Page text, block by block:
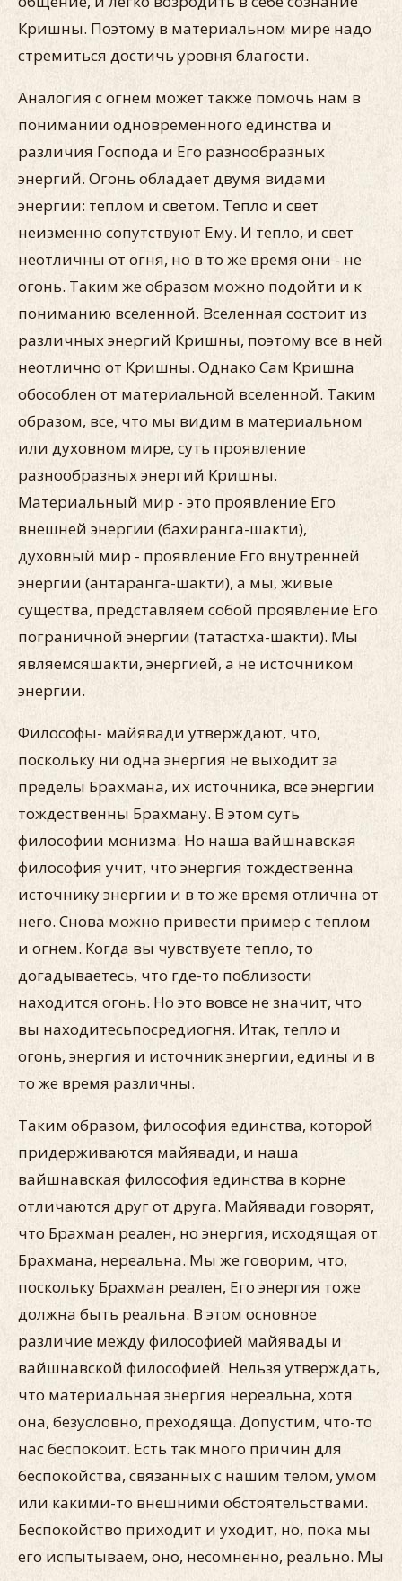
Кришны. Поэтому в материальном мире надо
стремиться достичь уровня благости.
Аналогия с огнем может также помочь нам в
понимании одновременного единства и
различия Господа и Его разнообразных
энергий. Огонь обладает двумя видами
энергии: теплом и светом. Тепло и свет
неизменно сопутствуют Ему. И тепло, и свет
неотличны от огня, но в то же время они - не
огонь. Таким же образом можно подойти и к
пониманию вселенной. Вселенная состоит из
различных энергий Кришны, поэтому все в ней
неотлично от Кришны. Однако Сам Кришна
обособлен от материальной вселенной. Таким
образом, все, что мы видим в материальном
или духовном мире, суть проявление
разнообразных энергий Кришны.
Материальный мир - это проявление Его
внешней энергии (бахиранга-шакти),
духовный мир - проявление Его внутренней
энергии (антаранга-шакти), а мы, живые
существа, представляем собой проявление Его
пограничной энергии (татастха-шакти). Мы
являемсяшакти, энергией, а не источником
энергии.
Философы- майявади утверждают, что,
поскольку ни одна энергия не выходит за
пределы Брахмана, их источника, все энергии
тождественны Брахману. В этом суть
философии монизма. Но наша вайшнавская
философия учит, что энергия тождественна
источнику энергии и в то же время отлична от
него. Снова можно привести пример с теплом
и огнем. Когда вы чувствуете тепло, то
догадываетесь, что где-то поблизости
находится огонь. Но это вовсе не значит, что
вы находитесьпосредиогня. Итак, тепло и
огонь, энергия и источник энергии, едины и в
то же время различны.
Таким образом, философия единства, которой
придерживаются майявади, и наша
вайшнавская философия единства в корне
отличаются друг от друга. Майявади говорят,
что Брахман реален, но энергия, исходящая от
Брахмана, нереальна. Мы же говорим, что,
поскольку Брахман реален, Его энергия тоже
должна быть реальна. В этом основное
различие между философией майявады и
вайшнавской философией. Нельзя утверждать,
что материальная энергия нереальна, хотя
она, безусловно, преходяща. Допустим, что-то
нас беспокоит. Есть так много причин для
беспокойства, связанных с нашим телом, умом
или какими-то внешними обстоятельствами.
Беспокойство приходит и уходит, но, пока мы
его испытываем, оно, несомненно, реально. Мы